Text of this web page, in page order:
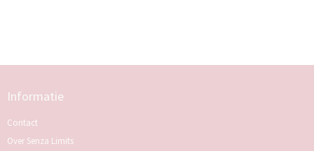
Informatie
Contact
Over Senza Limits